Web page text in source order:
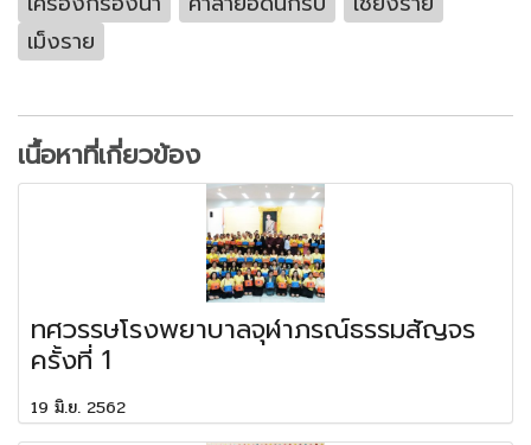
เม็งราย
เนื้อหาที่เกี่ยวข้อง
ทศวรรษโรงพยาบาลจุฬาภรณ์ธรรมสัญจร
ครั้งที่ 1
19 มิ.ย. 2562